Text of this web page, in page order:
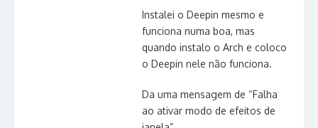
Instalei o Deepin mesmo e
funciona numa boa, mas
quando instalo o Arch e coloco
o Deepin nele não funciona.
Da uma mensagem de “Falha
ao ativar modo de efeitos de